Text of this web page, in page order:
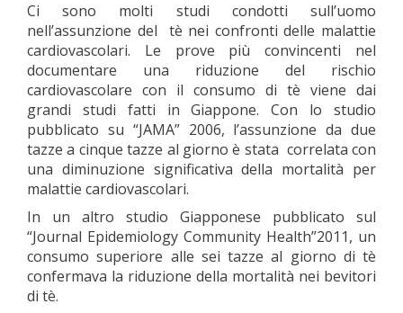
Ci sono molti studi condotti sull’uomo
nell’assunzione del tè nei confronti delle malattie
cardiovascolari. Le prove più convincenti nel
documentare una riduzione del rischio
cardiovascolare con il consumo di tè viene dai
grandi studi fatti in Giappone. Con lo studio
pubblicato su “JAMA” 2006, l’assunzione da due
tazze a cinque tazze al giorno è stata correlata con
una diminuzione significativa della mortalità per
malattie cardiovascolari.
In un altro studio Giapponese pubblicato sul
“Journal Epidemiology Community Health”2011, un
consumo superiore alle sei tazze al giorno di tè
confermava la riduzione della mortalità nei bevitori
di tè.